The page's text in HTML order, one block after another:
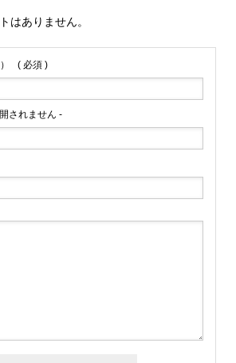
はありません。
( 必須 )
されません -